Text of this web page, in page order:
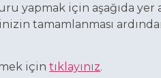
yapmak için aşağıda
tamamlanması
içintıklayınız.